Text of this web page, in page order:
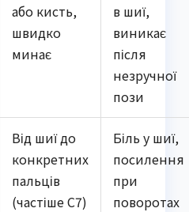
або кисть,
швидко
минає
в шиї,
виникає
після
незручної
пози
Від шиї до
конкретних
пальців
(частіше C7)
Біль у шиї,
посилення
при
поворотах